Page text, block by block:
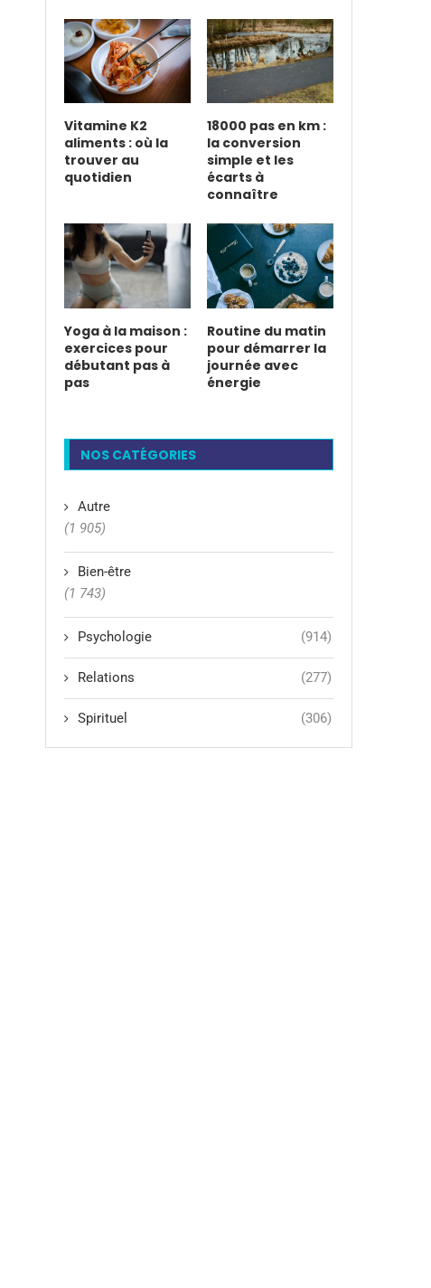
Vitamine K2
aliments : où la
trouver au
quotidien
18000 pas en km :
la conversion
simple et les
écarts à
connaître
Yoga à la maison :
exercices pour
débutant pas à
pas
Routine du matin
pour démarrer la
journée avec
énergie
NOS CATÉGORIES
Autre
(1 905)
Bien-être
(1 743)
Psychologie (914)
Relations (277)
Spirituel (306)